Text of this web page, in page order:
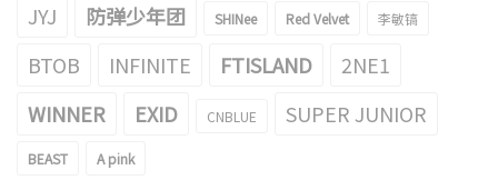
JYJ 防弹少年团 SHINee Red Velvet 李敏镐
BTOB INFINITE FTISLAND
2NE1
WINNER
EXID CNBLUE SUPER JUNIOR
BEAST A pink